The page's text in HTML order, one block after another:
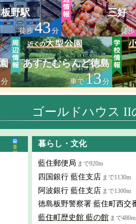
板野駅
徒歩43分
三好
徒歩
分
あすたむらんど徳島
車で13分
ゴールドハウス II
暮らし・文化
藍住郵便局 まで920m
四国銀行 藍住支店 まで1130m
阿波銀行 藍住支店 まで1300m
徳島板野警察署 藍住町西交
藍住町歴史館 藍の館 まで480m